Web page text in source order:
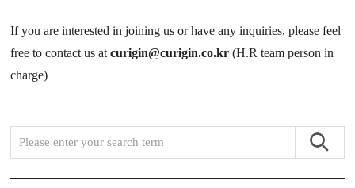
If you are interested in joining us or have any inquiries, please feel
free to contact us atcurigin@curigin.co.kr(H.R team person in
charge)